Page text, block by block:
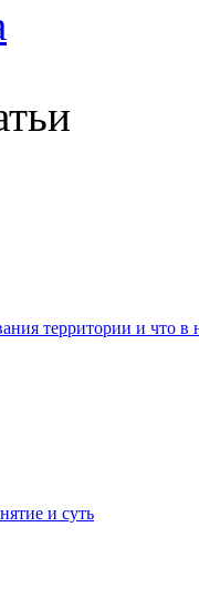
территории и что в
и суть